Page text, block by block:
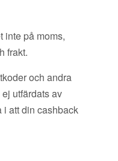
inte på moms,
frakt.
och andra
utfärdats av
i att din cashback